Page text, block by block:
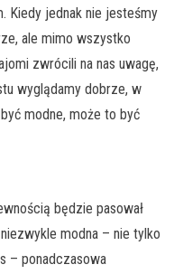
Kiedy jednak nie jesteśmy
ale mimo wszystko
zwrócili na nas uwagę,
wyglądamy dobrze, w
modne, może to być
będzie pasował
modna – nie tylko
– ponadczasowa